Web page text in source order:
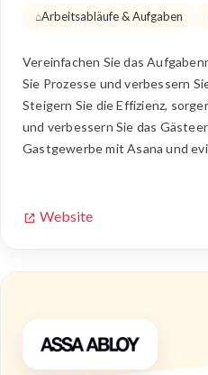
Arbeitsabläufe & Aufgaben
Vereinfachen Sie das
Sie Prozesse und verbessern
Steigern Sie die Effizienz,
und verbessern Sie das
Gastgewerbe mit Asana und
Website